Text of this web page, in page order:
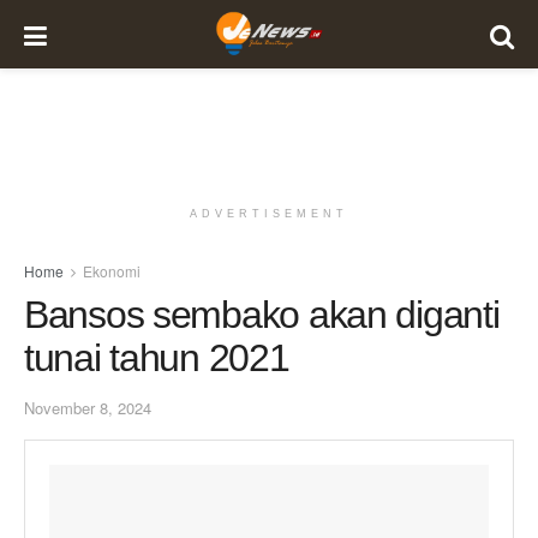
ADVERTISEMENT
Home Ekonomi
Bansos sembako akan diganti
tunai tahun 2021
November 8, 2024